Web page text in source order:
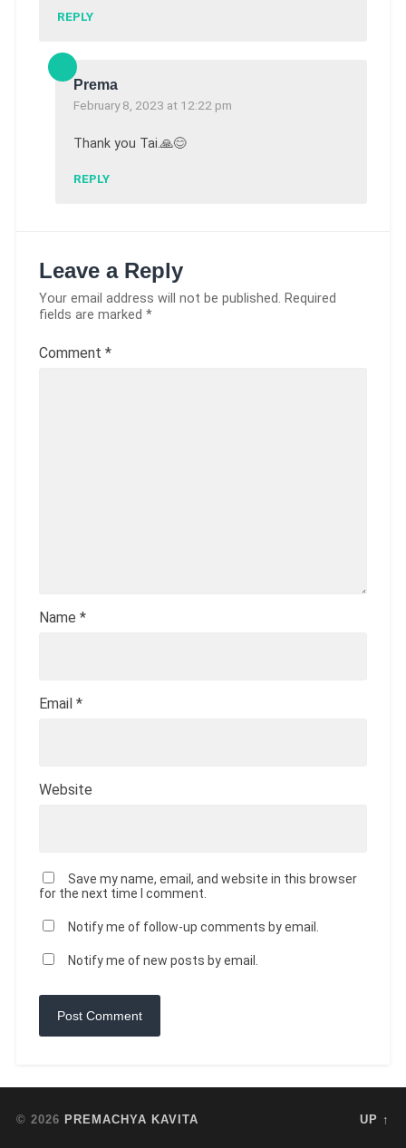
REPLY
Prema
February 8, 2023 at 12:22 pm
Thank you Tai.🙏😊
REPLY
Leave a Reply
Your email address will not be published. Required
fields are marked *
Comment *
Name *
Email *
Website
Save my name, email, and website in this browser
for the next time I comment.
Notify me of follow-up comments by email.
Notify me of new posts by email.
© 2026 PREMACHYA KAVITA UP ↑